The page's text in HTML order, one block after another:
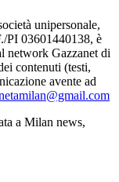
unipersonale,
PI 03601440138, è
network Gazzanet di
contenuti (testi,
avente ad
a Milan news,